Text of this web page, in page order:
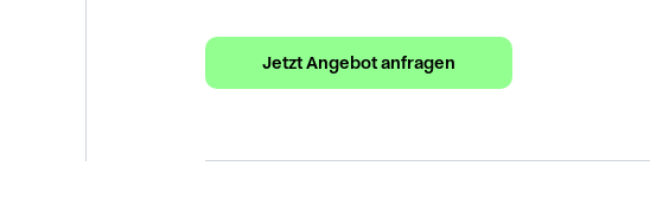
Jetzt Angebot anfragen